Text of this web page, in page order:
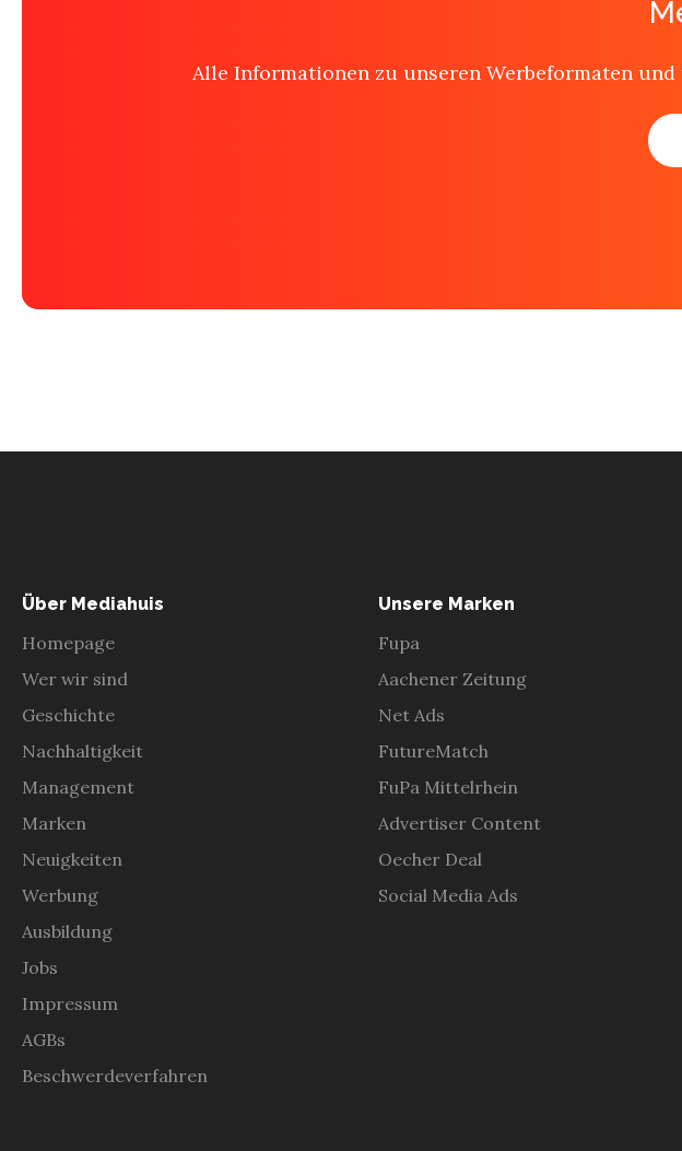
Alle Informationen zu unseren Werbeformaten
Über Mediahuis
Homepage
Wer wir sind
Geschichte
Nachhaltigkeit
Management
Marken
Neuigkeiten
Werbung
Ausbildung
Jobs
Impressum
AGBs
Beschwerdeverfahren
Unsere Marken
Fupa
Aachener Zeitung
Net Ads
FutureMatch
FuPa Mittelrhein
Advertiser Content
Oecher Deal
Social Media Ads